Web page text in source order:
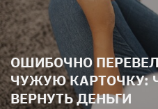
ОШИБОЧНО
ЧУЖУЮ КАРТОЧКУ:
ВЕРНУТЬ ДЕНЬГИ